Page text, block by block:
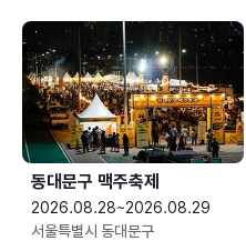
동대문구 맥주축제
2026.08.28~2026.08.29
서울특별시 동대문구